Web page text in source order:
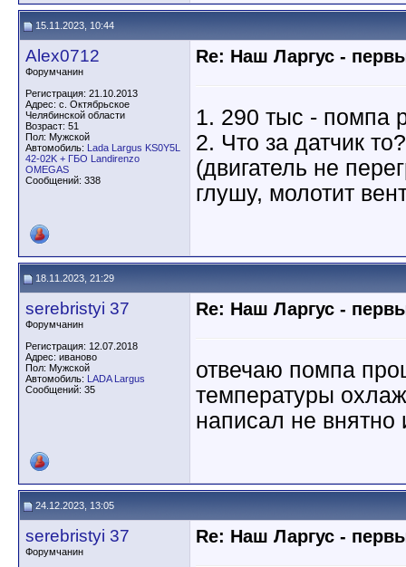
15.11.2023, 10:44
Alex0712
Форумчанин
Регистрация: 21.10.2013
Адрес: с. Октябрьское
Челябинской области
Возраст: 51
Пол: Мужской
Автомобиль: Lada Largus KS0Y5L
42-02K + ГБО Landirenzo
OMEGAS
Сообщений: 338
Re: Наш Ларгус -
1. 290 тыс - помпа
2. Что за датчик
(двигатель не
глушу, молотит
18.11.2023, 21:29
serebristyi 37
Форумчанин
Регистрация: 12.07.2018
Адрес: иваново
Пол: Мужской
Автомобиль: LADA Largus
Сообщений: 35
Re: Наш Ларгус -
отвечаю помпа
температуры
написал не внятно
24.12.2023, 13:05
serebristyi 37
Форумчанин
Re: Наш Ларгус -